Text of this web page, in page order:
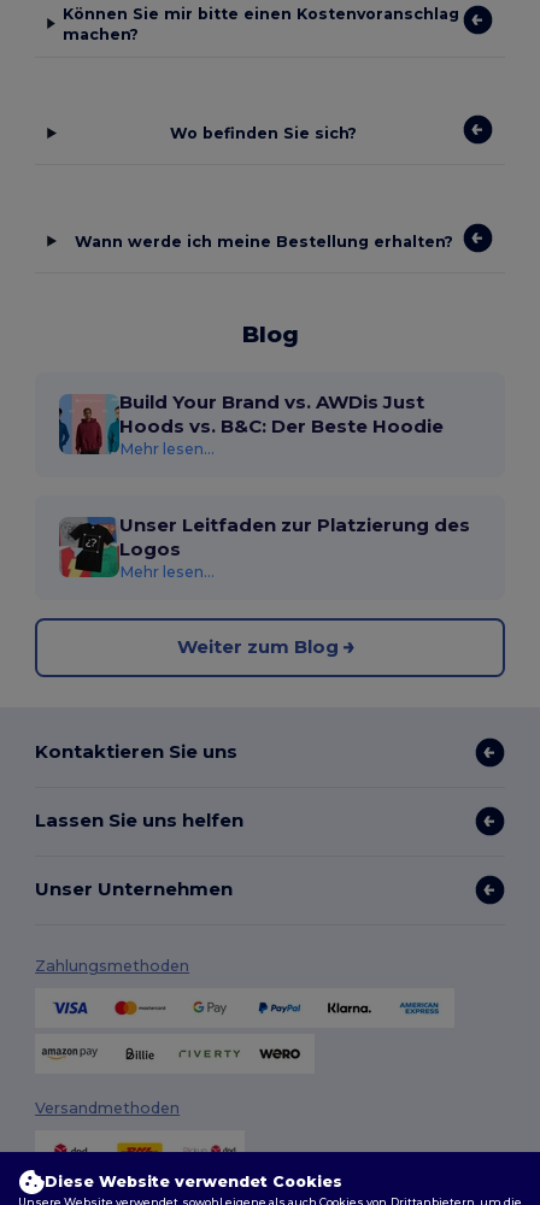
Können Sie mir bitte einen Kostenvoranschlag
machen?
Wo befinden Sie sich?
Wann werde ich meine Bestellung erhalten?
Blog
Build Your Brand vs. AWDis Just
Hoods vs. B&C: Der Beste Hoodie
Mehr lesen...
Unser Leitfaden zur Platzierung des
Logos
Mehr lesen...
Weiter zum Blog
Kontaktieren Sie uns
Lassen Sie uns helfen
Unser Unternehmen
Zahlungsmethoden
Versandmethoden
Diese Website verwendet Cookies
Unsere Website verwendet sowohl eigene als auch Cookies von Drittanbietern, um die